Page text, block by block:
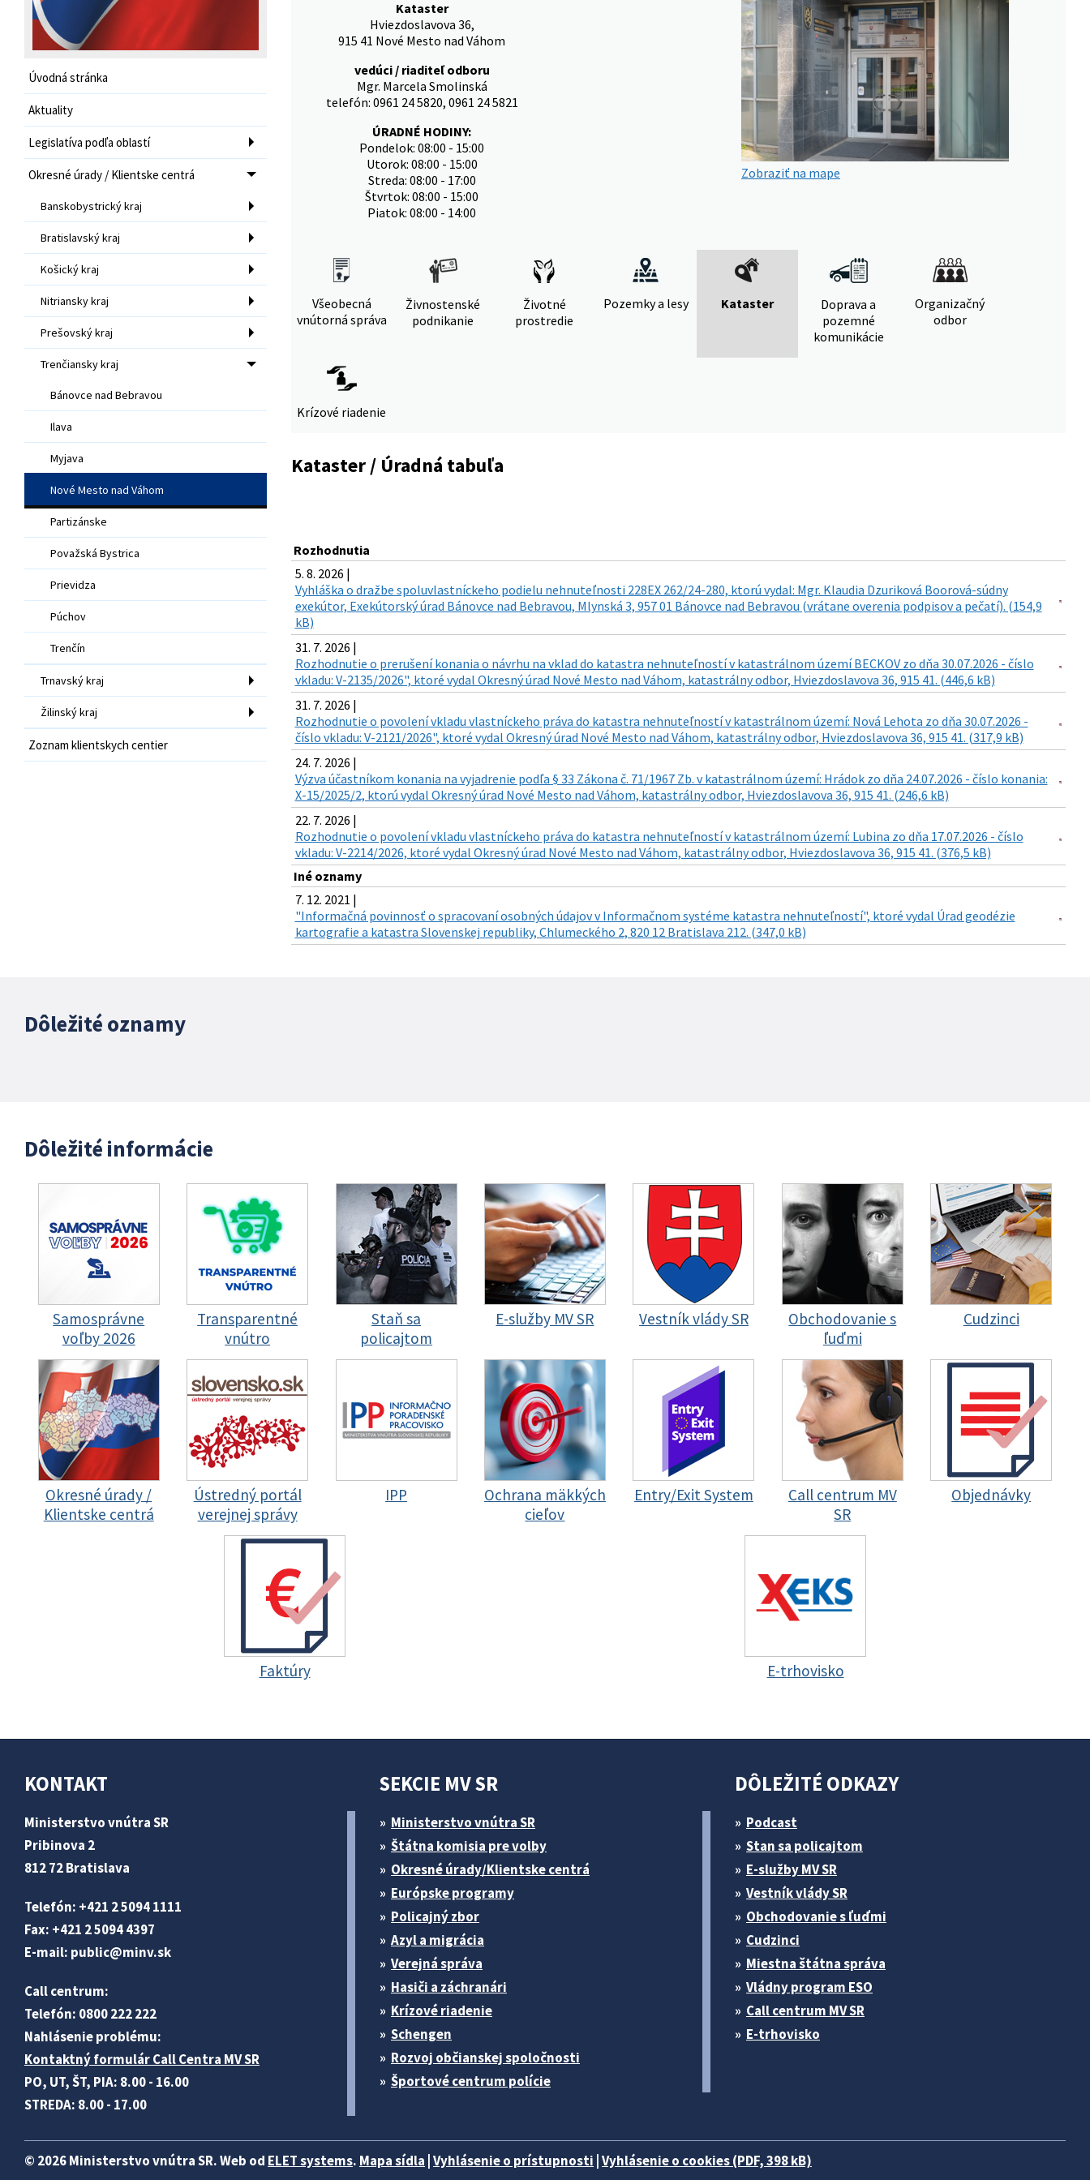
Úvodná stránka
Aktuality
Legislatíva podľa oblastí
Okresné úrady / Klientske centrá
Banskobystrický kraj
Bratislavský kraj
Košický kraj
Nitriansky kraj
Prešovský kraj
Trenčiansky kraj
Bánovce nad Bebravou
Ilava
Myjava
Nové Mesto nad Váhom
Partizánske
Považská Bystrica
Prievidza
Púchov
Trenčín
Trnavský kraj
Žilinský kraj
Zoznam klientskych centier
Kataster
Hviezdoslavova 36,
915 41 Nové Mesto nad Váhom
vedúci / riaditeľ odboru
Mgr. Marcela Smolinská
telefón: 0961 24 5820, 0961 24 5821
ÚRADNÉ HODINY:
Pondelok: 08:00 - 15:00
Utorok: 08:00 - 15:00
Streda: 08:00 - 17:00
Štvrtok: 08:00 - 15:00
Piatok: 08:00 - 14:00
Zobraziť na mape
Všeobecná
vnútorná správa
Živnostenské
podnikanie
Životné
prostredie
Pozemky a lesy Kataster
Doprava a
pozemné
komunikácie
Organizačný
odbor
Krízové riadenie
Kataster / Úradná tabuľa
Rozhodnutia
5. 8. 2026 |
Vyhláška o dražbe spoluvlastníckeho podielu nehnuteľnosti 228EX 262/24-280, ktorú vydal: Mgr. Klaudia Dzuriková Boorová-súdny
exekútor, Exekútorský úrad Bánovce nad Bebravou, Mlynská 3, 957 01 Bánovce nad Bebravou (vrátane overenia podpisov a pečatí). (154,9
kB)
31. 7. 2026 |
Rozhodnutie o prerušení konania o návrhu na vklad do katastra nehnuteľností v katastrálnom území BECKOV zo dňa 30.07.2026 - číslo
vkladu: V-2135/2026", ktoré vydal Okresný úrad Nové Mesto nad Váhom, katastrálny odbor, Hviezdoslavova 36, 915 41. (446,6 kB)
31. 7. 2026 |
Rozhodnutie o povolení vkladu vlastníckeho práva do katastra nehnuteľností v katastrálnom území: Nová Lehota zo dňa 30.07.2026 -
číslo vkladu: V-2121/2026", ktoré vydal Okresný úrad Nové Mesto nad Váhom, katastrálny odbor, Hviezdoslavova 36, 915 41. (317,9 kB)
24. 7. 2026 |
Výzva účastníkom konania na vyjadrenie podľa § 33 Zákona č. 71/1967 Zb. v katastrálnom území: Hrádok zo dňa 24.07.2026 - číslo konania:
X-15/2025/2, ktorú vydal Okresný úrad Nové Mesto nad Váhom, katastrálny odbor, Hviezdoslavova 36, 915 41. (246,6 kB)
22. 7. 2026 |
Rozhodnutie o povolení vkladu vlastníckeho práva do katastra nehnuteľností v katastrálnom území: Lubina zo dňa 17.07.2026 - číslo
vkladu: V-2214/2026, ktoré vydal Okresný úrad Nové Mesto nad Váhom, katastrálny odbor, Hviezdoslavova 36, 915 41. (376,5 kB)
Iné oznamy
7. 12. 2021 |
"Informačná povinnosť o spracovaní osobných údajov v Informačnom systéme katastra nehnuteľností", ktoré vydal Úrad geodézie
kartografie a katastra Slovenskej republiky, Chlumeckého 2, 820 12 Bratislava 212. (347,0 kB)
Dôležité oznamy
Dôležité informácie
Samosprávne
voľby 2026
Transparentné
vnútro
Staň sa
policajtom
E-služby MV SR Vestník vlády SR
Obchodovanie s
ľuďmi
Cudzinci
Okresné úrady /
Klientske centrá
Ústredný portál
verejnej správy
IPP
Ochrana mäkkých
cieľov
Entry/Exit System
Call centrum MV
SR
Objednávky
Faktúry E-trhovisko
KONTAKT
Ministerstvo vnútra SR
Pribinova 2
812 72 Bratislava
Telefón: +421 2 5094 1111
Fax: +421 2 5094 4397
E-mail: public@minv.sk
Call centrum:
Telefón: 0800 222 222
Nahlásenie problému:
Kontaktný formulár Call Centra MV SR
PO, UT, ŠT, PIA: 8.00 - 16.00
STREDA: 8.00 - 17.00
SEKCIE MV SR
Ministerstvo vnútra SR
Štátna komisia pre volby
Okresné úrady/Klientske centrá
Európske programy
Policajný zbor
Azyl a migrácia
Verejná správa
Hasiči a záchranári
Krízové riadenie
Schengen
Rozvoj občianskej spoločnosti
Športové centrum polície
DÔLEŽITÉ ODKAZY
Podcast
Stan sa policajtom
E-služby MV SR
Vestník vlády SR
Obchodovanie s ľuďmi
Cudzinci
Miestna štátna správa
Vládny program ESO
Call centrum MV SR
E-trhovisko
© 2026 Ministerstvo vnútra SR. Web od ELET systems. Mapa sídla Vyhlásenie o prístupnosti Vyhlásenie o cookies (PDF, 398 kB)